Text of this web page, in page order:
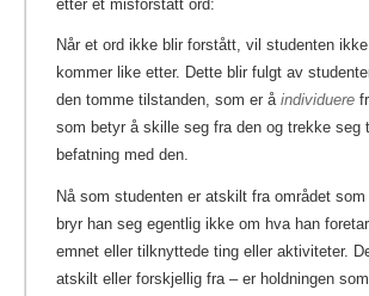
etter et misforstått ord:
Når et ord ikke blir forstått, vil studenten
kommer like etter. Dette blir fulgt av
den tomme tilstanden, som er å individuere
som betyr å skille seg fra den og trekke seg
befatning med den.
Nå som studenten er atskilt fra området
bryr han seg egentlig ikke om hva han
emnet eller tilknyttede ting eller aktiviteter.
atskilt eller forskjellig fra – er holdningen